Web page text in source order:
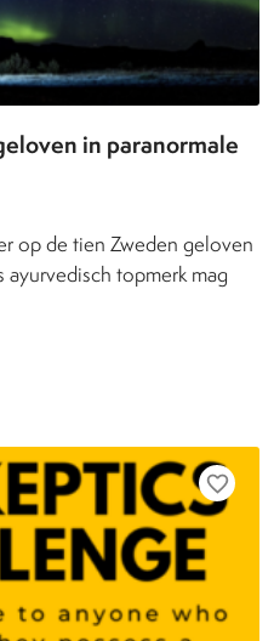
in paranormale
op de tien Zweden geloven
ayurvedisch topmerk mag
favorite_border